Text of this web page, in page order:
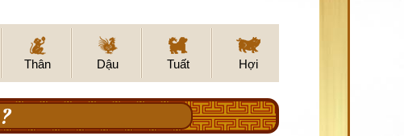
Thân Dậu Tuất Hợi